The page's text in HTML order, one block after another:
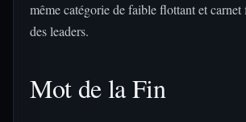
même catégorie de faible flottant et carnet
des leaders.
Mot de la Fin